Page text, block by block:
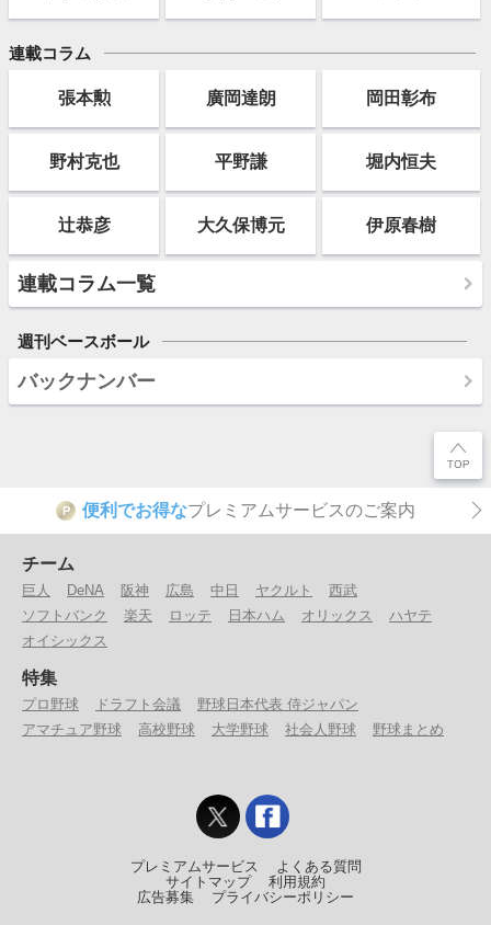
連載コラム
張本勲 廣岡達朗 岡田彰布
野村克也 平野謙 堀内恒夫
辻恭彦 大久保博元 伊原春樹
連載コラム一覧
週刊ベースボール
バックナンバー
P 便利でお得なプレミアムサービスのご案内
チーム
巨人 DeNA 阪神 広島 中日 ヤクルト
西武
ソフトバンク
楽天 ロッテ 日本ハム オリックス
ハヤテ
オイシックス
特集
プロ野球 ドラフト会議
野球日本代表 侍ジャパン
アマチュア野球
高校野球 大学野球 社会人野球 野球まとめ
プレミアムサービス
よくある質問
サイトマップ
利用規約
広告募集
プライバシーポリシー